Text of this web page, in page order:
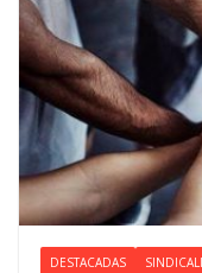
DESTACADAS